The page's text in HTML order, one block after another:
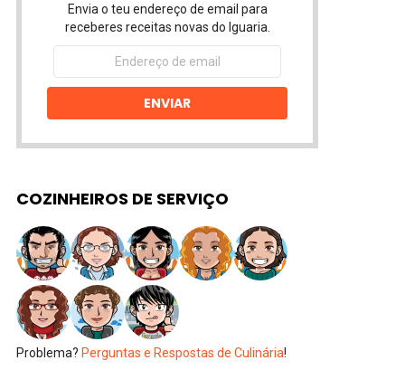
Envia o teu endereço de email para
receberes receitas novas do Iguaria.
Endereço
email
ENVIAR
COZINHEIROS DE SERVIÇO
Problema? Perguntas e Respostas de Culinária!